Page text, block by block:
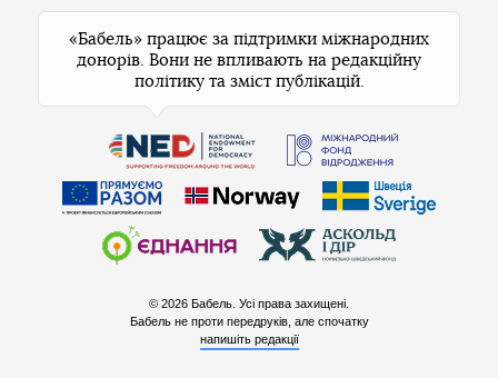
«Бабель» працює за підтримки міжнародних
донорів. Вони не впливають на редакційну
політику та зміст публікацій.
© 2026 Бабель. Усі права захищені.
Бабель не проти передруків, але спочатку
напишіть редакції